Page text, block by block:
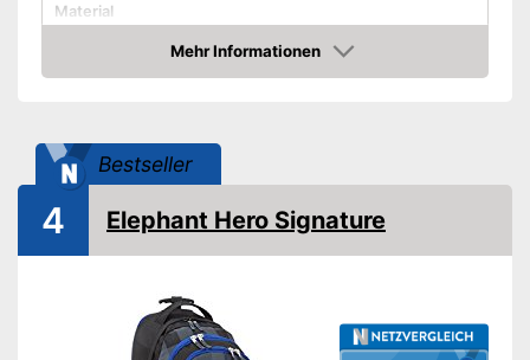
Material
Wasserdicht
Netztaschen
Schultergurte gepolstert
Polsterung
Mehr Informationen
Amazon
Bestseller
4 Elephant Hero Signature